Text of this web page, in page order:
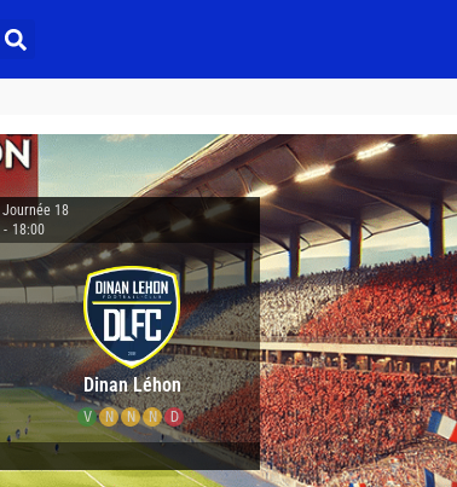
Journée 18
- 18:00
Dinan Léhon
V N N N D